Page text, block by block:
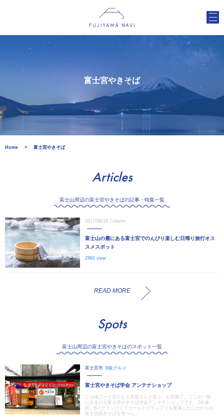
富士宮やきそば
Home 富士宮やきそば
Articles
富士山周辺の富士宮やきそばの記事・特集一覧
2017/06/28 Column
富士山の麓にある富士宮でのんびり楽しむ日帰り旅行オス
スメスポット
2981 view
READ MORE
Spots
富士山周辺の富士宮やきそばのスポット一覧
富士宮市 B級グルメ
富士宮やきそば学会 アンテナショップ
ご当地フード店やお土産屋さんが並ぶ、お宮横丁。ここの一角
にあるのが富士宮やきそば学会アンテナショップです。2年連
続、B-1グランプリでゴールドグランプリを受賞したこだわりの
富士宮焼きそばを食べら...